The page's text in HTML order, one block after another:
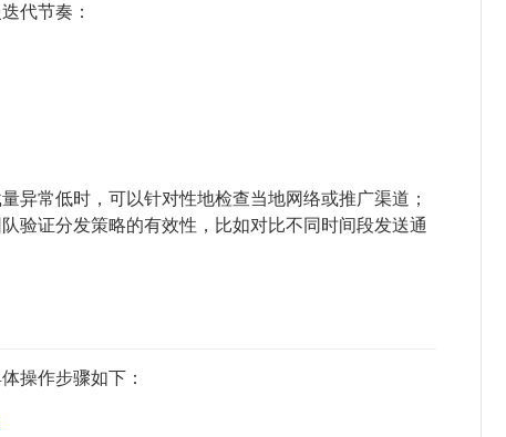
代节奏：
异常低时，可以针对性地检查当地网络或推广渠道；
验证分发策略的有效性，比如对比不同时间段发送通
操作步骤如下：